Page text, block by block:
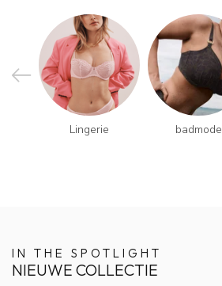
Lingerie badmode
IN THE SPOTLIGHT
NIEUWE COLLECTIE